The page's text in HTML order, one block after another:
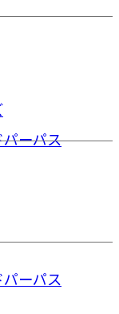
ーパス
ーパス